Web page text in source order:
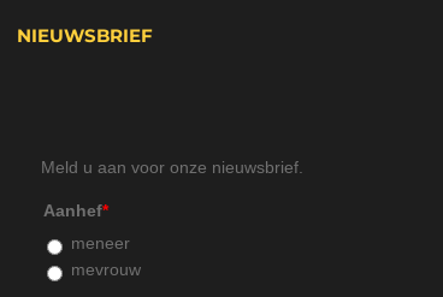
NIEUWSBRIEF
Meld u aan voor onze nieuwsbrief.
Aanhef*
meneer
mevrouw